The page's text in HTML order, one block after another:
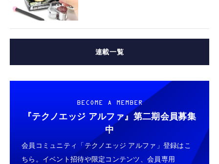
連載一覧
BECOME A MEMBER
『テクノエッジ アルファ』 第二期会員募集
中
会員コミュニティ「テクノエッジ アルファ」登録はこ
ちら。イベント招待や限定コンテンツ、会員専用